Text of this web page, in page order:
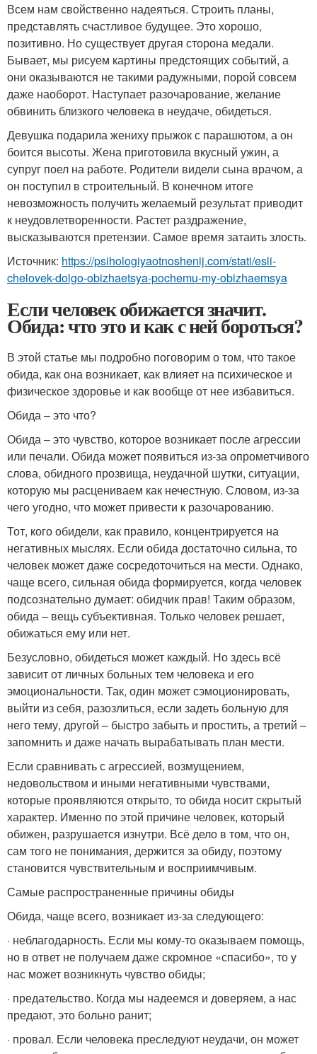
Всем нам свойственно надеяться. Строить планы,
представлять счастливое будущее. Это хорошо,
позитивно. Но существует другая сторона медали.
Бывает, мы рисуем картины предстоящих событий, а
они оказываются не такими радужными, порой совсем
даже наоборот. Наступает разочарование, желание
обвинить близкого человека в неудаче, обидеться.
Девушка подарила жениху прыжок с парашютом, а он
боится высоты. Жена приготовила вкусный ужин, а
супруг поел на работе. Родители видели сына врачом, а
он поступил в строительный. В конечном итоге
невозможность получить желаемый результат приводит
к неудовлетворенности. Растет раздражение,
высказываются претензии. Самое время затаить злость.
Источник: https://psihologiyaotnoshenij.com/stati/esli-
chelovek-dolgo-obizhaetsya-pochemu-my-obizhaemsya
Если человек обижается значит.
Обида: что это и как с ней бороться?
В этой статье мы подробно поговорим о том, что такое
обида, как она возникает, как влияет на психическое и
физическое здоровье и как вообще от нее избавиться.
Обида – это что?
Обида – это чувство, которое возникает после агрессии
или печали. Обида может появиться из-за опрометчивого
слова, обидного прозвища, неудачной шутки, ситуации,
которую мы расцениваем как нечестную. Словом, из-за
чего угодно, что может привести к разочарованию.
Тот, кого обидели, как правило, концентрируется на
негативных мыслях. Если обида достаточно сильна, то
человек может даже сосредоточиться на мести. Однако,
чаще всего, сильная обида формируется, когда человек
подсознательно думает: обидчик прав! Таким образом,
обида – вещь субъективная. Только человек решает,
обижаться ему или нет.
Безусловно, обидеться может каждый. Но здесь всё
зависит от личных больных тем человека и его
эмоциональности. Так, один может сэмоционировать,
выйти из себя, разозлиться, если задеть больную для
него тему, другой – быстро забыть и простить, а третий –
запомнить и даже начать вырабатывать план мести.
Если сравнивать с агрессией, возмущением,
недовольством и иными негативными чувствами,
которые проявляются открыто, то обида носит скрытый
характер. Именно по этой причине человек, который
обижен, разрушается изнутри. Всё дело в том, что он,
сам того не понимания, держится за обиду, поэтому
становится чувствительным и восприимчивым.
Самые распространенные причины обиды
Обида, чаще всего, возникает из-за следующего:
· неблагодарность. Если мы кому-то оказываем помощь,
но в ответ не получаем даже скромное «спасибо», то у
нас может возникнуть чувство обиды;
· предательство. Когда мы надеемся и доверяем, а нас
предают, это больно ранит;
· провал. Если человека преследуют неудачи, он может